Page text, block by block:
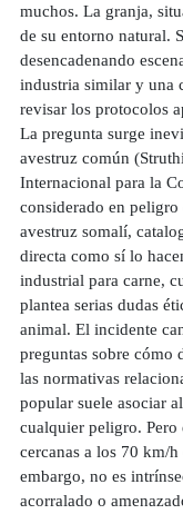
muchos. La granja,
de su entorno natural.
desencadenando
industria similar y una
revisar los protocolos
La pregunta surge
avestruz común
Internacional para la
considerado en peligro
avestruz somalí,
directa como sí lo
industrial para carne,
plantea serias dudas
animal. El incidente
preguntas sobre cómo
las normativas
popular suele asociar
cualquier peligro. Pero
cercanas a los 70 km/
embargo, no es
acorralado o